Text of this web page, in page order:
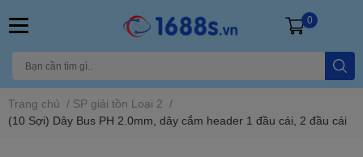
0
Trang chủ / SP giải tồn Loại 2 /
(10 Sợi) Dây Bus PH 2.0mm, dây cắm header 1 đầu cái, 2 đầu cái